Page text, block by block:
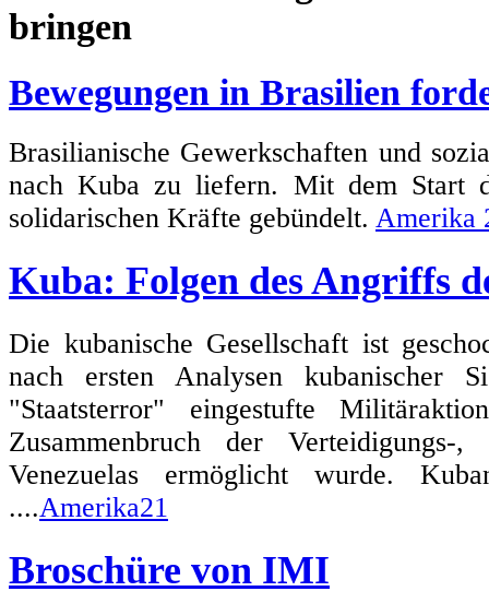
Bewegungen in Brasilien
Brasilianische Gewerkschaften und
nach Kuba zu liefern. Mit dem Start
solidarischen Kräfte gebündelt. Amerika
Kuba: Folgen des Angriffs
Die kubanische Gesellschaft ist
nach ersten Analysen kubanischer
"Staatsterror" eingestufte
Zusammenbruch der Verteidigungs-,
Venezuelas ermöglicht wurde.
....Amerika21
Broschüre von IMI